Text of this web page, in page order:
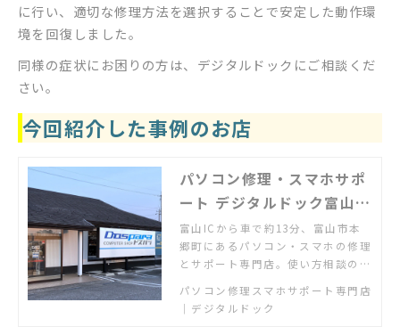
に行い、適切な修理方法を選択することで安定した動作環
境を回復しました。
同様の症状にお困りの方は、デジタルドックにご相談くだ
さい。
今回紹介した事例のお店
パソコン修理・スマホサポ
ート デジタルドック富山本
郷店
富山ICから車で約13分、富山市本
郷町にあるパソコン・スマホの修理
とサポート専門店。使い方相談の個
パソコン修理スマホサポート専門店
｜デジタルドック